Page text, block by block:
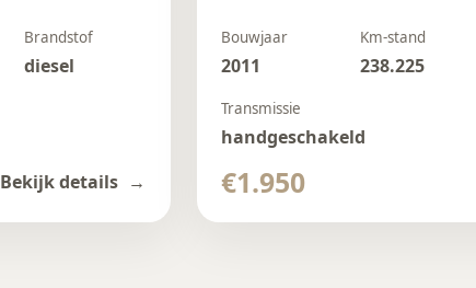
Brandstof
diesel
Bekijk details
Bouwjaar
2011
Km-stand
238.225
Transmissie
handgeschakeld
€1.950